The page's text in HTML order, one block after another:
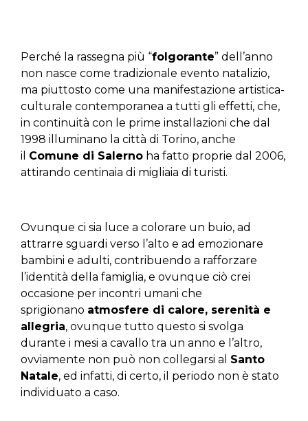
Perché la rassegna più “folgorante” dell’anno
non nasce come tradizionale evento natalizio,
ma piuttosto come una manifestazione artistica-
culturale contemporanea a tutti gli effetti, che,
in continuità con le prime installazioni che dal
1998 illuminano la città di Torino, anche
il Comune di Salerno ha fatto proprie dal 2006,
attirando centinaia di migliaia di turisti.
Ovunque ci sia luce a colorare un buio, ad
attrarre sguardi verso l’alto e ad emozionare
bambini e adulti, contribuendo a rafforzare
l’identità della famiglia, e ovunque ciò crei
occasione per incontri umani che
sprigionano atmosfere di calore, serenità e
allegria, ovunque tutto questo si svolga
durante i mesi a cavallo tra un anno e l’altro,
ovviamente non può non collegarsi al Santo
Natale, ed infatti, di certo, il periodo non è stato
individuato a caso.